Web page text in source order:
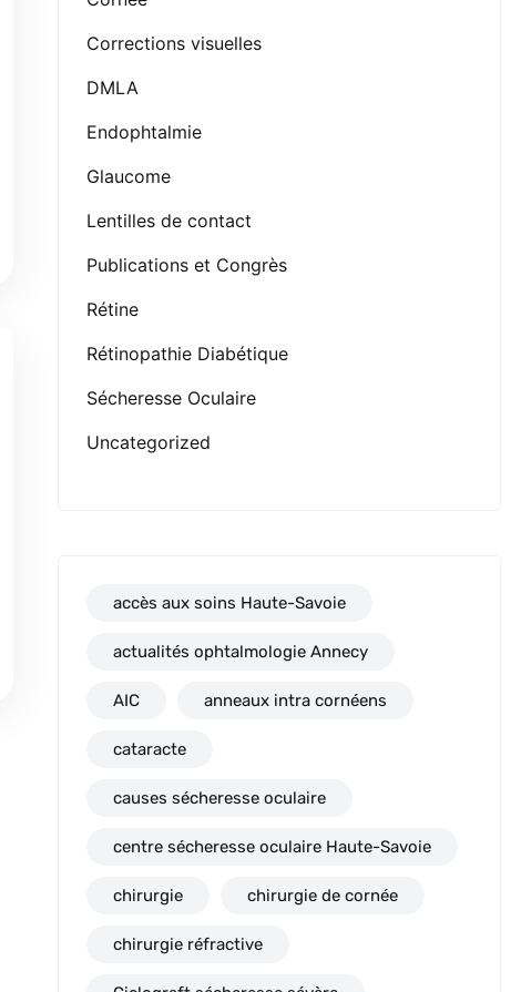
Corrections visuelles
DMLA
Endophtalmie
Glaucome
Lentilles de contact
Publications et Congrès
Rétine
Rétinopathie Diabétique
Sécheresse Oculaire
Uncategorized
accès aux soins Haute-Savoie
actualités ophtalmologie Annecy
AIC anneaux intra cornéens
cataracte
causes sécheresse oculaire
centre sécheresse oculaire Haute-Savoie
chirurgie chirurgie de cornée
chirurgie réfractive